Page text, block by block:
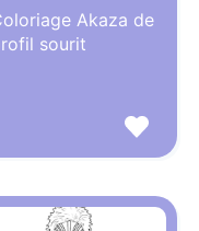
Akaza de
sourit